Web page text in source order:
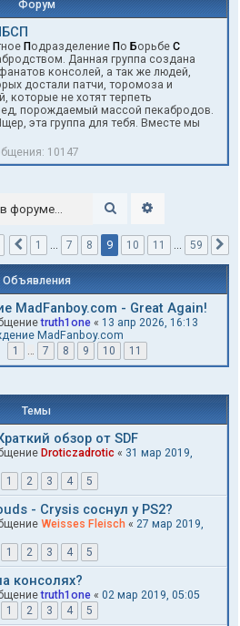
Форум
П одразделение П о Борьбе С
Данная группа создана
консолей, а так же людей,
достали патчи, торомоза и
которые не хотят терпеть
порождаемый массой пекабродов.
эта группа для тебя. Вместе мы
10147
Поиск
Страница из 59
Пред.
1 … 7 8 9 10 11 … 59
Объявления
MadFanboy.com - Great Again!
truth1one « 13 апр 2026, 16:13
MadFanboy.com
1 … 7 8 9 10 11
Темы
обзор от SDF
Droticzadrotic « 31 мар 2019,
1 2 3 4 5
- Crysis соснул у PS2?
Weisses Fleisch « 27 мар 2019,
1 2 3 4 5
консолях?
truth1one « 02 мар 2019, 05:05
1 2 3 4 5